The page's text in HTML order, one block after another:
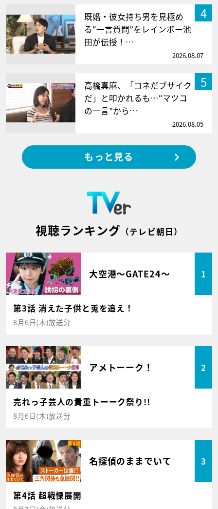
4
既婚・彼女持ち男を見極め
る“一言質問”をレインボー池
田が伝授！…
2026.08.07
5
高橋真麻、「コネだブサイク
だ」と叩かれるも…“マツコ
の一言”から…
2026.08.05
もっと見る
視聴ランキング （テレビ朝日）
大空港～GATE24～ 1
第3話 消えた子供と兎を追え！
8月6日(木)放送分
アメトーーク！ 2
売れっ子芸人の貴重トーーク祭り!!
8月6日(木)放送分
名探偵のままでいて 3
第4話 超戦慄展開